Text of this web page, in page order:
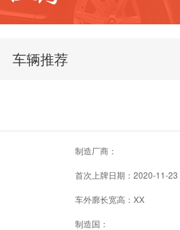
车辆推荐
制造厂商：
首次上牌日期：2020-11-23
车外廓长宽高：XX
制造国：